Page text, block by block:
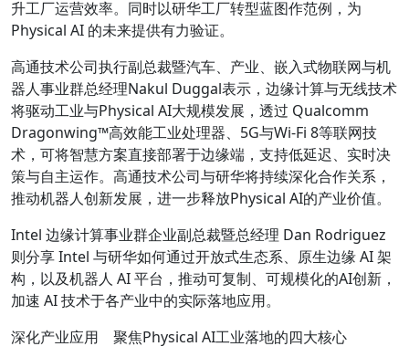
升工厂运营效率。同时以研华工厂转型蓝图作范例，为
Physical AI 的未来提供有力验证。
高通技术公司执行副总裁暨汽车、产业、嵌入式物联网与机
器人事业群总经理Nakul Duggal表示，边缘计算与无线技术
将驱动工业与Physical AI大规模发展，透过 Qualcomm
Dragonwing™高效能工业处理器、5G与Wi-Fi 8等联网技
术，可将智慧方案直接部署于边缘端，支持低延迟、实时决
策与自主运作。高通技术公司与研华将持续深化合作关系，
推动机器人创新发展，进一步释放Physical AI的产业价值。
Intel 边缘计算事业群企业副总裁暨总经理 Dan Rodriguez
则分享 Intel 与研华如何通过开放式生态系、原生边缘 AI 架
构，以及机器人 AI 平台，推动可复制、可规模化的AI创新，
加速 AI 技术于各产业中的实际落地应用。
深化产业应用 聚焦Physical AI工业落地的四大核心